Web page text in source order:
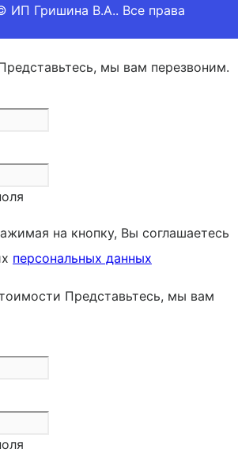
ИП Гришина В.А.. Все права
мы вам перезвоним.
на кнопку, Вы соглашаетесь
персональных данных
Представьтесь, мы вам